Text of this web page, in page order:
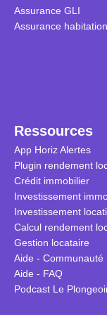
Assurance GLI
Assurance habitation
Ressources
App Horiz Alertes
Plugin rendement
Crédit immobilier
Investissement
Investissement
Calcul rendement
Gestion locataire
Aide - Communauté
Aide - FAQ
Podcast Le